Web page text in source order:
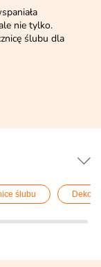
nie tylko.
ślubu dla
ślubu